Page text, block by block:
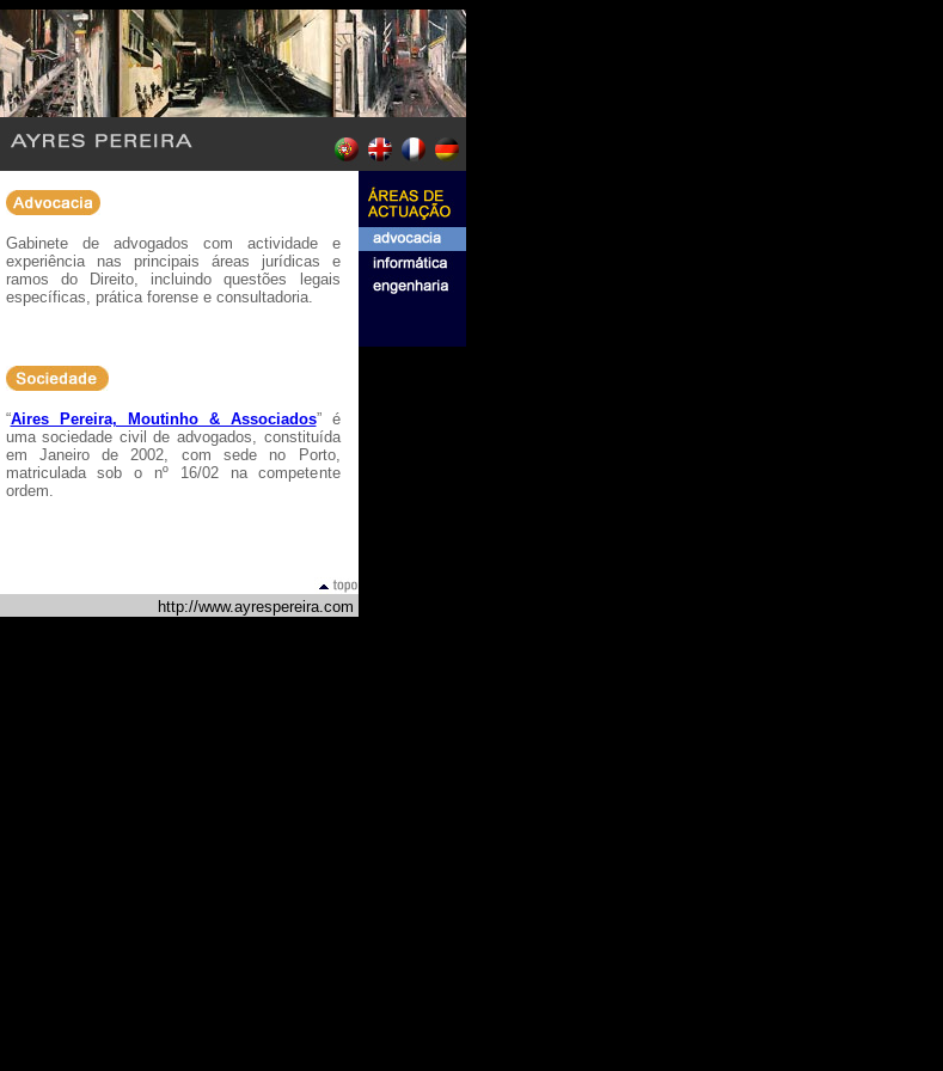
Gabinete de advogados com actividade e
experiência nas principais áreas jurídicas e
ramos do Direito, incluindo questões legais
específicas, prática forense e consultadoria.
“Aires Pereira, Moutinho & Associados” é
uma sociedade civil de advogados, constituída
em Janeiro de 2002, com sede no Porto,
matriculada sob o nº 16/02 na competente
ordem.
http://www.ayrespereira.com